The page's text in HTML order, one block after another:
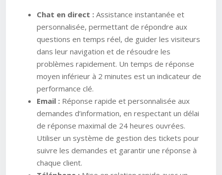
Chat en direct : Assistance instantanée et
personnalisée, permettant de répondre aux
questions en temps réel, de guider les visiteurs
dans leur navigation et de résoudre les
problèmes rapidement. Un temps de réponse
moyen inférieur à 2 minutes est un indicateur de
performance clé.
Email : Réponse rapide et personnalisée aux
demandes d’information, en respectant un délai
de réponse maximal de 24 heures ouvrées.
Utiliser un système de gestion des tickets pour
suivre les demandes et garantir une réponse à
chaque client.